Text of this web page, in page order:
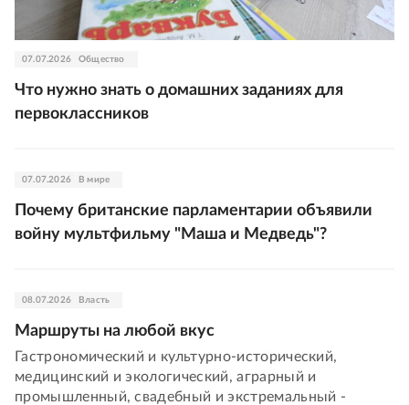
07.07.2026 Общество
Что нужно знать о домашних заданиях для
первоклассников
07.07.2026 В мире
Почему британские парламентарии объявили
войну мультфильму "Маша и Медведь"?
08.07.2026 Власть
Маршруты на любой вкус
Гастрономический и культурно-исторический,
медицинский и экологический, аграрный и
промышленный, свадебный и экстремальный -